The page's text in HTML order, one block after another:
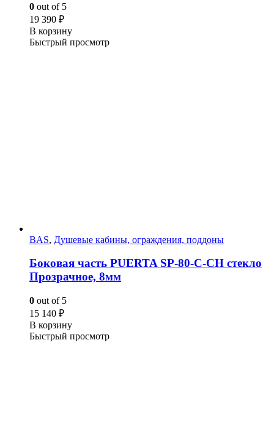
0 out of 5
19 390 ₽
В корзину
Быстрый просмотр
BAS, Душевые кабины, ограждения, поддоны
Боковая часть PUERTA SP-80-C-CН стекло
Прозрачное, 8мм
0 out of 5
15 140 ₽
В корзину
Быстрый просмотр